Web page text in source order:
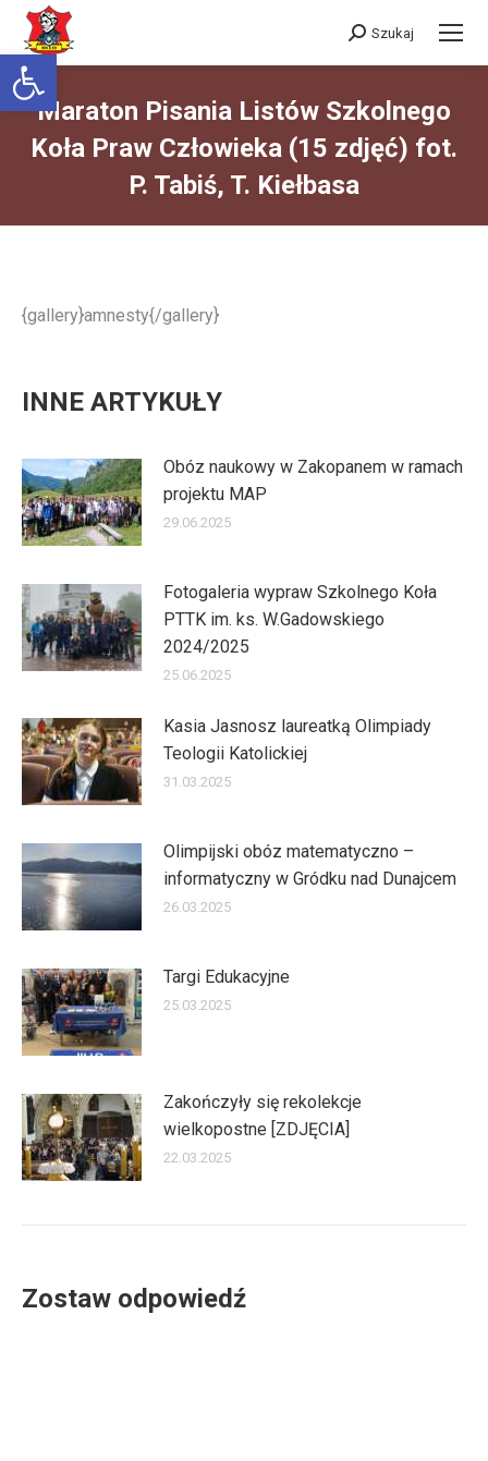
Otwórz pasek narzędzi
Szukaj:
Szukaj
Maraton Pisania Listów Szkolnego
Koła Praw Człowieka (15 zdjęć) fot.
P. Tabiś, T. Kiełbasa
{gallery}amnesty{/gallery}
INNE ARTYKUŁY
Obóz naukowy w Zakopanem w ramach
projektu MAP
29.06.2025
Fotogaleria wypraw Szkolnego Koła
PTTK im. ks. W.Gadowskiego
2024/2025
25.06.2025
Kasia Jasnosz laureatką Olimpiady
Teologii Katolickiej
31.03.2025
Olimpijski obóz matematyczno –
informatyczny w Gródku nad Dunajcem
26.03.2025
Targi Edukacyjne
25.03.2025
Zakończyły się rekolekcje
wielkopostne [ZDJĘCIA]
22.03.2025
Zostaw odpowiedź